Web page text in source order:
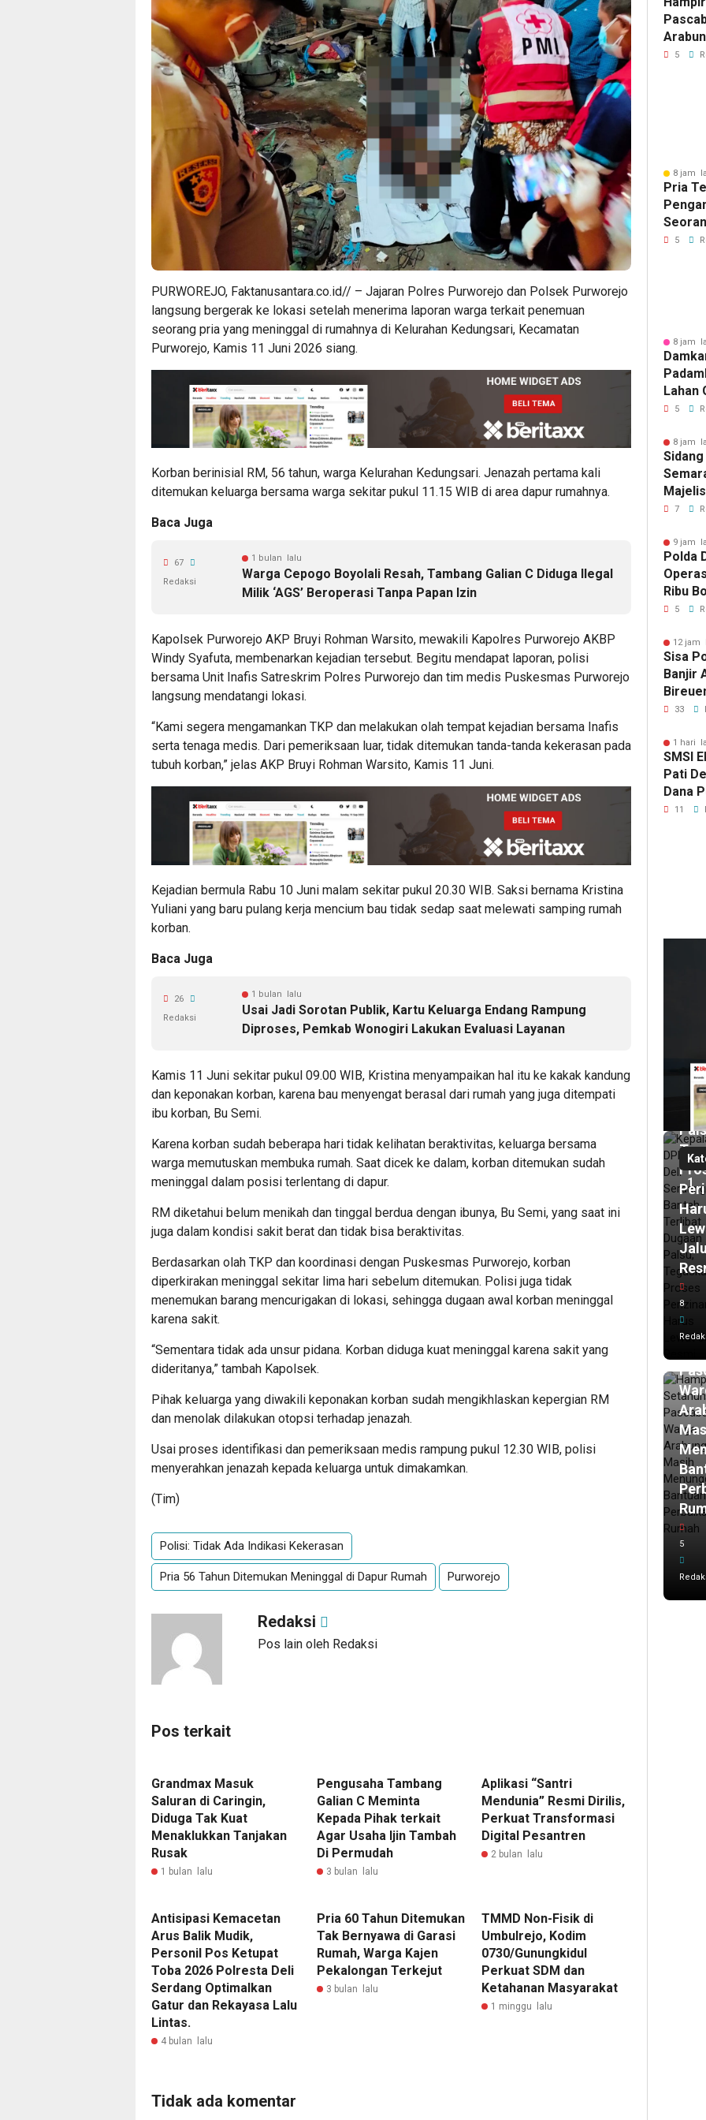
PURWOREJO, Faktanusantara.co.id// – Jajaran Polres Purworejo dan Polsek Purworejo
langsung bergerak ke lokasi setelah menerima laporan warga terkait penemuan
seorang pria yang meninggal di rumahnya di Kelurahan Kedungsari, Kecamatan
Purworejo, Kamis 11 Juni 2026 siang.
Korban berinisial RM, 56 tahun, warga Kelurahan Kedungsari. Jenazah pertama kali
ditemukan keluarga bersama warga sekitar pukul 11.15 WIB di area dapur rumahnya.
Baca Juga
1 bulan lalu
Warga Cepogo Boyolali Resah, Tambang Galian C Diduga Ilegal
Milik ‘AGS’ Beroperasi Tanpa Papan Izin
67
Redaksi
Kapolsek Purworejo AKP Bruyi Rohman Warsito, mewakili Kapolres Purworejo AKBP
Windy Syafuta, membenarkan kejadian tersebut. Begitu mendapat laporan, polisi
bersama Unit Inafis Satreskrim Polres Purworejo dan tim medis Puskesmas Purworejo
langsung mendatangi lokasi.
“Kami segera mengamankan TKP dan melakukan olah tempat kejadian bersama Inafis
serta tenaga medis. Dari pemeriksaan luar, tidak ditemukan tanda-tanda kekerasan pada
tubuh korban,” jelas AKP Bruyi Rohman Warsito, Kamis 11 Juni.
Kejadian bermula Rabu 10 Juni malam sekitar pukul 20.30 WIB. Saksi bernama Kristina
Yuliani yang baru pulang kerja mencium bau tidak sedap saat melewati samping rumah
korban.
Baca Juga
1 bulan lalu
Usai Jadi Sorotan Publik, Kartu Keluarga Endang Rampung
Diproses, Pemkab Wonogiri Lakukan Evaluasi Layanan
26
Redaksi
Kamis 11 Juni sekitar pukul 09.00 WIB, Kristina menyampaikan hal itu ke kakak kandung
dan keponakan korban, karena bau menyengat berasal dari rumah yang juga ditempati
ibu korban, Bu Semi.
Karena korban sudah beberapa hari tidak kelihatan beraktivitas, keluarga bersama
warga memutuskan membuka rumah. Saat dicek ke dalam, korban ditemukan sudah
meninggal dalam posisi terlentang di dapur.
RM diketahui belum menikah dan tinggal berdua dengan ibunya, Bu Semi, yang saat ini
juga dalam kondisi sakit berat dan tidak bisa beraktivitas.
Berdasarkan olah TKP dan koordinasi dengan Puskesmas Purworejo, korban
diperkirakan meninggal sekitar lima hari sebelum ditemukan. Polisi juga tidak
menemukan barang mencurigakan di lokasi, sehingga dugaan awal korban meninggal
karena sakit.
“Sementara tidak ada unsur pidana. Korban diduga kuat meninggal karena sakit yang
dideritanya,” tambah Kapolsek.
Pihak keluarga yang diwakili keponakan korban sudah mengikhlaskan kepergian RM
dan menolak dilakukan otopsi terhadap jenazah.
Usai proses identifikasi dan pemeriksaan medis rampung pukul 12.30 WIB, polisi
menyerahkan jenazah kepada keluarga untuk dimakamkan.
(Tim)
Polisi: Tidak Ada Indikasi Kekerasan
Pria 56 Tahun Ditemukan Meninggal di Dapur Rumah Purworejo
Redaksi
Pos lain oleh Redaksi
Pos terkait
Grandmax Masuk
Saluran di Caringin,
Diduga Tak Kuat
Menaklukkan Tanjakan
Rusak
1 bulan lalu
Pengusaha Tambang
Galian C Meminta
Kepada Pihak terkait
Agar Usaha Ijin Tambah
Di Permudah
3 bulan lalu
Aplikasi “Santri
Mendunia” Resmi Dirilis,
Perkuat Transformasi
Digital Pesantren
2 bulan lalu
Antisipasi Kemacetan
Arus Balik Mudik,
Personil Pos Ketupat
Toba 2026 Polresta Deli
Serdang Optimalkan
Gatur dan Rekayasa Lalu
Lintas.
4 bulan lalu
Pria 60 Tahun Ditemukan
Tak Bernyawa di Garasi
Rumah, Warga Kajen
Pekalongan Terkejut
3 bulan lalu
TMMD Non-Fisik di
Umbulrejo, Kodim
0730/Gunungkidul
Perkuat SDM dan
Ketahanan Masyarakat
1 minggu lalu
Tidak ada komentar
5
8 jam
Pria
Medan
5
8 jam
Lahan
5
8 jam
7
9 jam
Polda
Ribu
5
12 jam
Sisa
Banjir
33
1 hari
SMSI
Pati
Dana
Hanya
11
1
Izin
8
8
jam
5